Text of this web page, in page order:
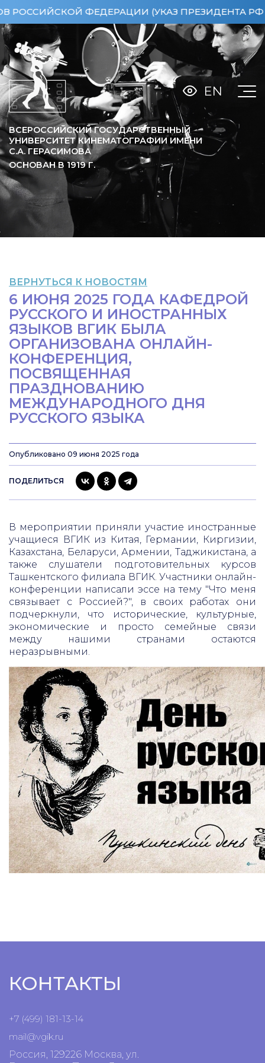
ФЕДЕРАЦИИ (УКАЗ ПРЕЗИДЕНТА РФ ОТ
ВСЕРОССИЙСКИЙ ГОСУДАРСТВЕННЫЙ
УНИВЕРСИТЕТ КИНЕМАТОГРАФИИ ИМЕНИ
С.А. ГЕРАСИМОВА
ОСНОВАН В 1919Г.
EN
ВЕРНУТЬСЯ К НОВОСТЯМ
6 ИЮНЯ 2025 ГОДА КАФЕДРОЙ
РУССКОГО И ИНОСТРАННЫХ
ЯЗЫКОВ ВГИК БЫЛА
ОРГАНИЗОВАНА ОНЛАЙН-
КОНФЕРЕНЦИЯ,
ПОСВЯЩЕННАЯ
ПРАЗДНОВАНИЮ
МЕЖДУНАРОДНОГО ДНЯ
РУССКОГО ЯЗЫКА
Опубликовано 09 июня 2025 года
ПОДЕЛИТЬСЯ
В мероприятии приняли участие иностранные
учащиеся ВГИК из Китая, Германии, Киргизии,
Казахстана, Беларуси, Армении, Таджикистана, а
также слушатели подготовительных курсов
Ташкентского филиала ВГИК. Участники онлайн-
конференции написали эссе на тему "Что меня
связывает с Россией?", в своих работах они
подчеркнули, что исторические, культурные,
экономические и просто семейные связи
между нашими странами остаются
неразрывными.
КОНТАКТЫ
+7 (499) 181-13-14
mail@vgik.ru
Россия, 129226 Москва, ул.